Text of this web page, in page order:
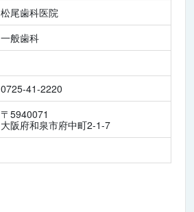
松尾歯科医院
一般歯科
0725-41-2220
〒5940071
大阪府和泉市府中町2-1-7